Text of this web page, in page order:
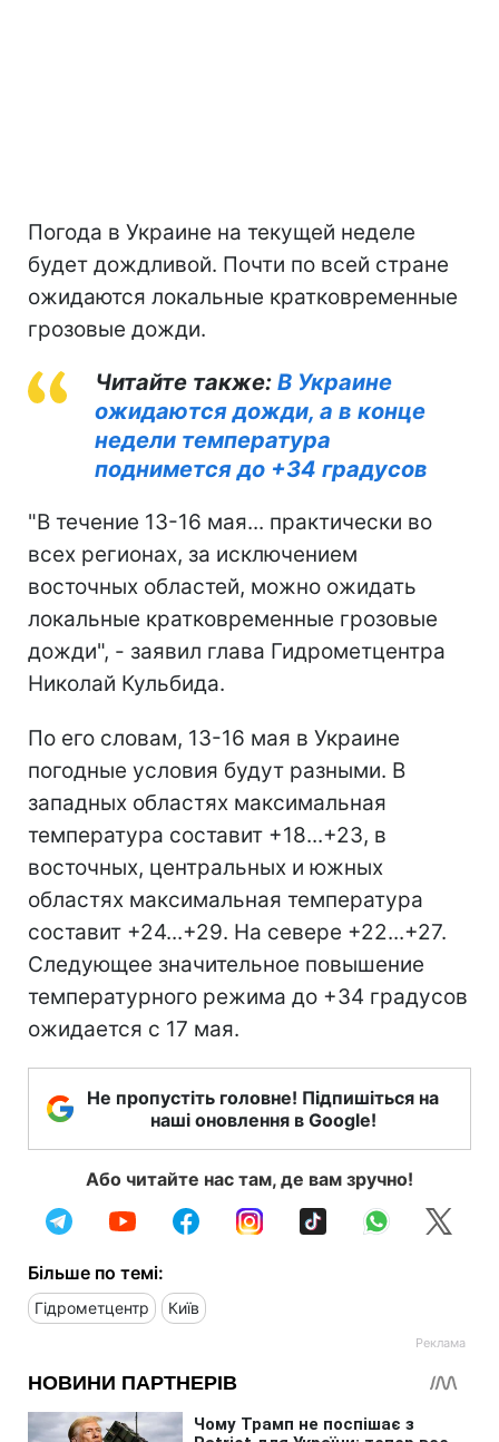
Погода в Украине на текущей неделе
будет дождливой. Почти по всей стране
ожидаются локальные кратковременные
грозовые дожди.
Читайте также: В Украине
ожидаются дожди, а в конце
недели температура
поднимется до +34 градусов
"В течение 13-16 мая... практически во
всех регионах, за исключением
восточных областей, можно ожидать
локальные кратковременные грозовые
дожди", - заявил глава Гидрометцентра
Николай Кульбида.
По его словам, 13-16 мая в Украине
погодные условия будут разными. В
западных областях максимальная
температура составит +18...+23, в
восточных, центральных и южных
областях максимальная температура
составит +24...+29. На севере +22...+27.
Следующее значительное повышение
температурного режима до +34 градусов
ожидается с 17 мая.
Не пропустіть головне! Підпишіться на
наші оновлення в Google!
Або читайте нас там, де вам зручно!
Більше по темі:
Гідрометцентр Київ